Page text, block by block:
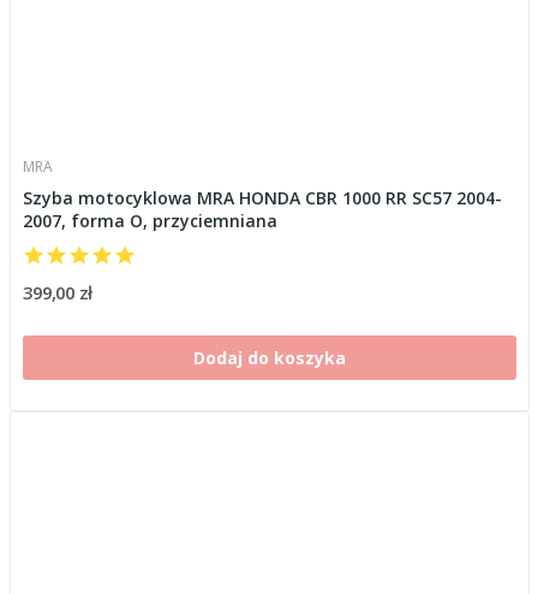
MRA
Szyba motocyklowa MRA HONDA CBR 1000 RR SC57 2004-
2007, forma O, przyciemniana
399,00 zł
Dodaj do koszyka